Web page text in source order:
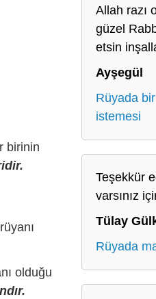
birinin
olduğu
Allah razı
güzel
etsin
Ayşegül
Rüyada
istemesi
Teşekkür
varsınız
Tülay
Rüyada